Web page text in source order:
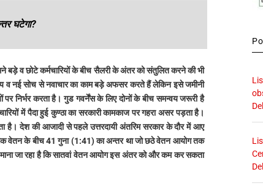
घटेगा?
व छोटे कर्मचारियों के बीच सैलरी के अंतर को संतुलित करने की भी
व नई सोच से नवाचार का काम बड़े अफसर करते हैं लेकिन इसे जमीनी
पर निर्भर करता है। गुड गवर्नेंस के लिए दोनों के बीच समन्वय जरूरी है
में पैदा हुई कुण्ठा का सरकारी कामकाज पर गहरा असर पड़ता है।
है। देश की आजादी से पहले उत्तरदायी अंतरिम सरकार के दौर में आए
वेतन के बीच 41 गुना (1:41) का अन्तर था जो छठे वेतन आयोग तक
जा रहा है कि सातवां वेतन आयोग इस अंतर को और कम कर सकता